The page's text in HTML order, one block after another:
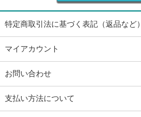
特定商取引法に基づく表記（返品など）
マイアカウント
お問い合わせ
支払い方法について